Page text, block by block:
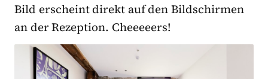
Bild erscheint direkt auf den Bildschirmen
an der Rezeption. Cheeeeers!